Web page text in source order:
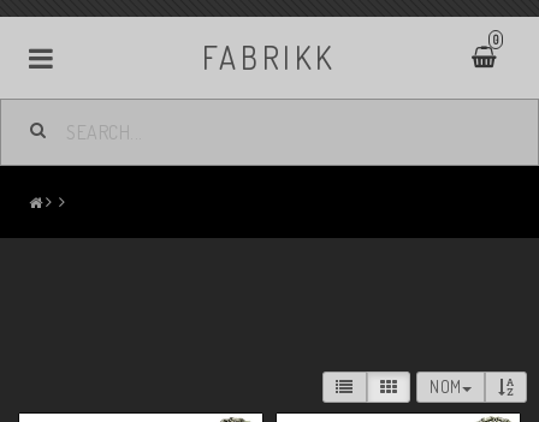
FABRIKK 0
NOM